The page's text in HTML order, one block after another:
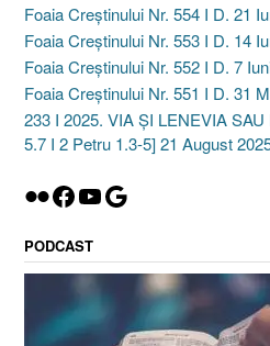
Foaia Creștinului Nr. 554 I D. 21
Foaia Creștinului Nr. 553 I D. 14
Foaia Creștinului Nr. 552 I D. 7
Foaia Creștinului Nr. 551 I D. 31
233 I 2025. VIA ȘI LENEVIA
5.7 I 2 Petru 1.3-5] 21 August
Flickr
Facebook
YouTube
Google
PODCAST